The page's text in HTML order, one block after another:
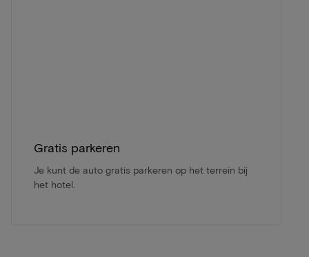
Gratis parkeren
Je kunt de auto gratis parkeren op het terrein bij
het hotel.